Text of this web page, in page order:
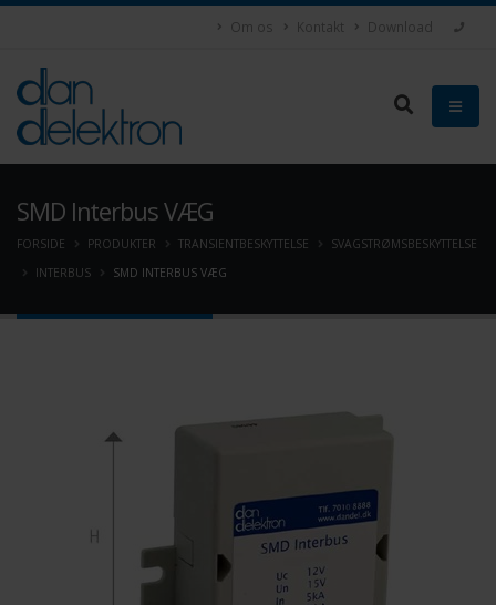
Om os Kontakt Download
SMD Interbus VÆG
FORSIDE PRODUKTER TRANSIENTBESKYTTELSE
SVAGSTRØMSBESKYTTELSE
INTERBUS
SMD INTERBUS VÆG